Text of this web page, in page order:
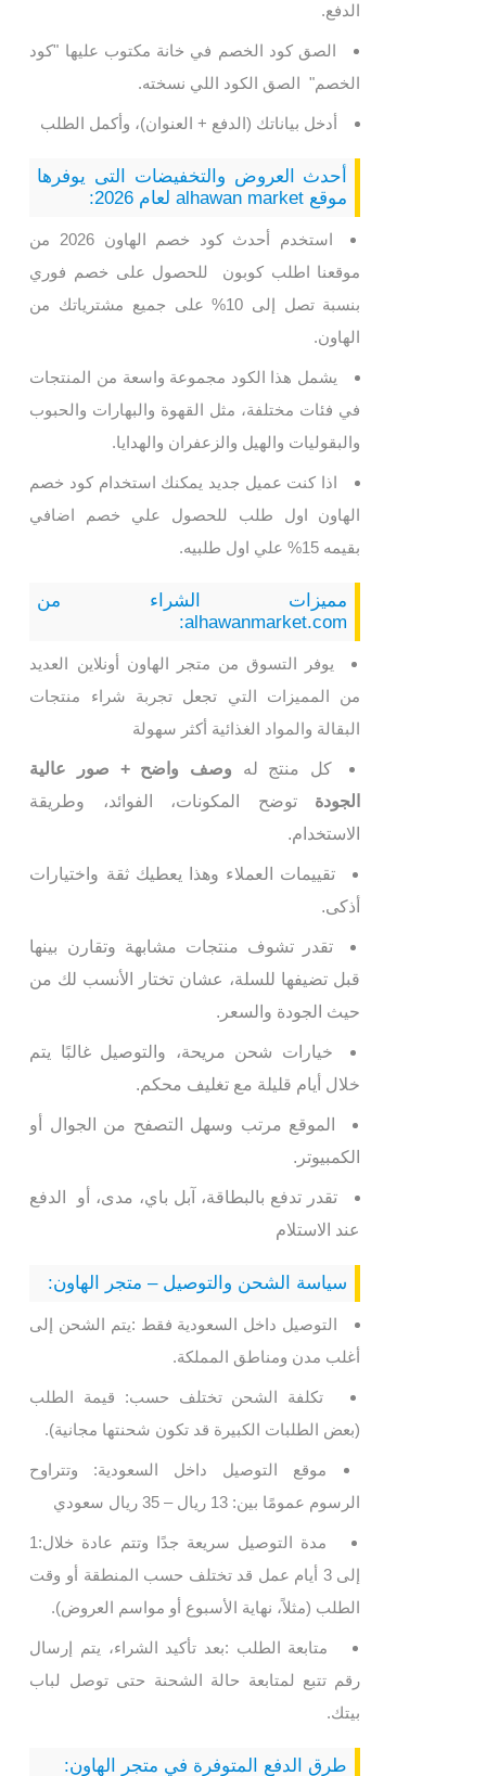
الدفع.
الصق كود الخصم في خانة مكتوب عليها "كود
الخصم" الصق الكود اللي نسخته.
أدخل بياناتك (الدفع + العنوان)، وأكمل الطلب
أحدث العروض والتخفيضات التى يوفرها
موقع alhawan market لعام 2026:
استخدم أحدث كود خصم الهاون 2026 من
موقعنا اطلب كوبون للحصول على خصم فوري
بنسبة تصل إلى 10% على جميع مشترياتك من
الهاون.
يشمل هذا الكود مجموعة واسعة من المنتجات
في فئات مختلفة، مثل القهوة والبهارات والحبوب
والبقوليات والهيل والزعفران والهدايا.
اذا كنت عميل جديد يمكنك استخدام كود خصم
الهاون اول طلب للحصول علي خصم اضافي
بقيمه 15% علي اول طلبيه.
مميزات الشراء من
alhawanmarket.com:
يوفر التسوق من متجر الهاون أونلاين العديد
من المميزات التي تجعل تجربة شراء منتجات
البقالة والمواد الغذائية أكثر سهولة
كل منتج له وصف واضح + صور عالية
الجودة توضح المكونات، الفوائد، وطريقة
الاستخدام.
تقييمات العملاء وهذا يعطيك ثقة واختيارات
أذكى.
تقدر تشوف منتجات مشابهة وتقارن بينها
قبل تضيفها للسلة، عشان تختار الأنسب لك من
حيث الجودة والسعر.
خيارات شحن مريحة، والتوصيل غالبًا يتم
خلال أيام قليلة مع تغليف محكم.
الموقع مرتب وسهل التصفح من الجوال أو
الكمبيوتر.
تقدر تدفع بالبطاقة، آبل باي، مدى، أو الدفع
عند الاستلام
سياسة الشحن والتوصيل – متجر الهاون:
التوصيل داخل السعودية فقط :يتم الشحن إلى
أغلب مدن ومناطق المملكة.
تكلفة الشحن تختلف حسب: قيمة الطلب
(بعض الطلبات الكبيرة قد تكون شحنتها مجانية).
موقع التوصيل داخل السعودية: وتتراوح
الرسوم عمومًا بين: 13 ريال – 35 ريال سعودي
مدة التوصيل سريعة جدًا وتتم عادة خلال:1
إلى 3 أيام عمل قد تختلف حسب المنطقة أو وقت
الطلب (مثلاً، نهاية الأسبوع أو مواسم العروض).
متابعة الطلب :بعد تأكيد الشراء، يتم إرسال
رقم تتبع لمتابعة حالة الشحنة حتى توصل لباب
بيتك.
طرق الدفع المتوفرة في متجر الهاون: